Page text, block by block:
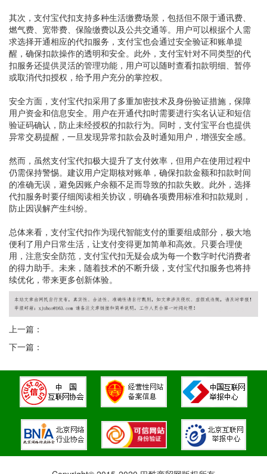
其次，支付宝代扣支持多种生活缴费场景，包括但不限于通讯费、
燃气费、宽带费、保险缴费以及公共交通等。用户可以根据个人需
求选择开通相应的代扣服务，支付宝也会通过安全验证和账单提
醒，确保扣款操作的透明和安全。此外，支付宝针对不同类型的代
扣服务还提供灵活的管理功能，用户可以随时查看扣款明细、暂停
或取消代扣授权，给予用户充分的掌控权。
安全方面，支付宝代扣采用了多重加密技术及身份验证措施，保障
用户资金和信息安全。用户在开通代扣时需要进行实名认证和短信
验证码确认，防止未经授权的扣款行为。同时，支付宝平台也提供
异常交易提醒，一旦发现异常扣款会及时通知用户，增强安全感。
然而，虽然支付宝代扣极大提升了支付效率，但用户在使用过程中
仍需保持警惕。建议用户定期核对账单，确保扣款金额和扣款时间
的准确无误，避免因账户余额不足而导致的扣款失败。此外，选择
代扣服务时要仔细阅读相关协议，明确各项费用标准和扣款规则，
防止因误解产生纠纷。
总体来看，支付宝代扣作为现代智能支付的重要组成部分，极大地
便利了用户日常生活，让支付变得更加简单和高效。只要合理使
用，注意安全防范，支付宝代扣无疑会成为每一个数字时代消费者
的得力助手。未来，随着技术的不断升级，支付宝代扣服务也将持
续优化，带来更多创新体验。
上一篇：
下一篇：